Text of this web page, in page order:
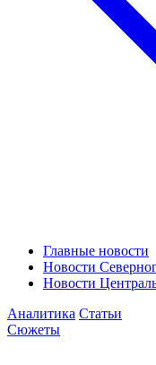
Главные новости
Новости
Новости
Аналитика Статьи
Сюжеты